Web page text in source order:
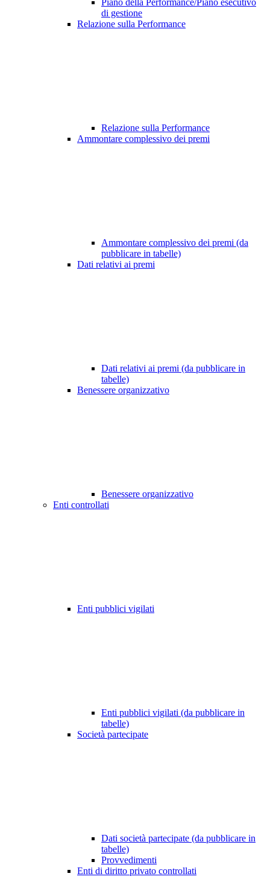
Piano della Performance/Piano esecutivo
di gestione
Relazione sulla Performance
Relazione sulla Performance
Ammontare complessivo dei premi
Ammontare complessivo dei premi (da
pubblicare in tabelle)
Dati relativi ai premi
Dati relativi ai premi (da pubblicare in
tabelle)
Benessere organizzativo
Benessere organizzativo
Enti controllati
Enti pubblici vigilati
Enti pubblici vigilati (da pubblicare in
tabelle)
Società partecipate
Dati società partecipate (da pubblicare in
tabelle)
Provvedimenti
Enti di diritto privato controllati